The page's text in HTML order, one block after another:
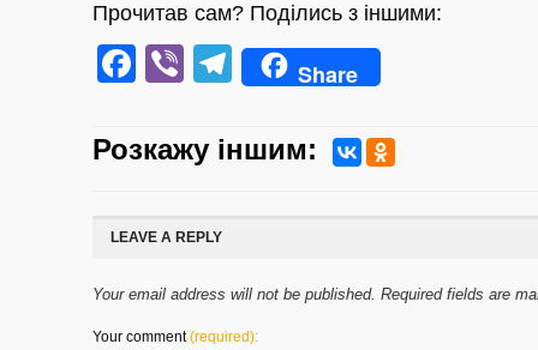
Прочитав сам? Поділись з іншими:
Facebook
ViberTelegram
Share
Розкажу iншим:
LEAVE A REPLY
Your email address will not be published. Required fields are
Your comment(required):